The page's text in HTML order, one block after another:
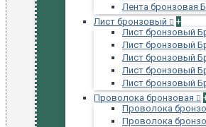
Лента бронзовая
Лист бронзовый
+
Лист бронзовый
Лист бронзовый
Лист бронзовый
Лист бронзовый
Лист бронзовый
Проволока бронзовая
Проволока
Проволока